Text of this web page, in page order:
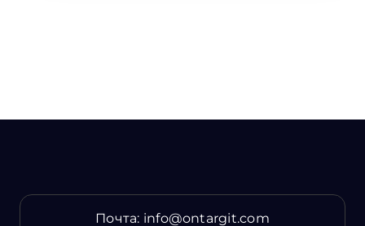
Почта: info@ontargit.com